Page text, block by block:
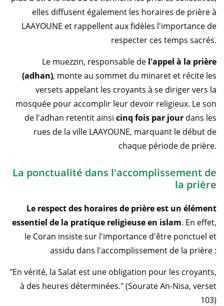
elles diffusent également les horaires de prière à
LAAYOUNE et rappellent aux fidèles l'importance de
respecter ces temps sacrés.
Le muezzin, responsable de l'appel à la prière
(adhan), monte au sommet du minaret et récite les
versets appelant les croyants à se diriger vers la
mosquée pour accomplir leur devoir religieux. Le son
de l'adhan retentit ainsi cinq fois par jour dans les
rues de la ville LAAYOUNE, marquant le début de
chaque période de prière.
La ponctualité dans l'accomplissement de
la prière
Le respect des horaires de prière est un élément
essentiel de la pratique religieuse en islam. En effet,
le Coran insiste sur l'importance d'être ponctuel et
assidu dans l'accomplissement de la prière :
"En vérité, la Salat est une obligation pour les croyants,
à des heures déterminées." (Sourate An-Nisa, verset
103)